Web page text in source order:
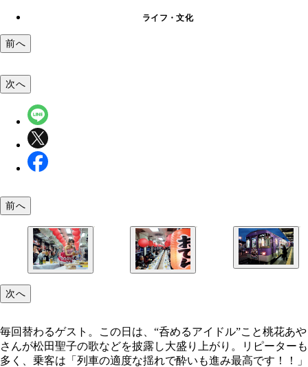
ライフ・文化
前へ
リピーターも多く、乗客は「列車の適度な揺れで
進み最高です！！」とのこと
ル列車”など年中、イベントが盛りだくさんだ！
次へ
前へ
次へ
毎回替わるゲスト。この日は、“呑めるアイドル”こと桃花あや
さんが松田聖子の歌などを披露し大盛り上がり。リピーターも
多く、乗客は「列車の適度な揺れで酔いも進み最高です！！」